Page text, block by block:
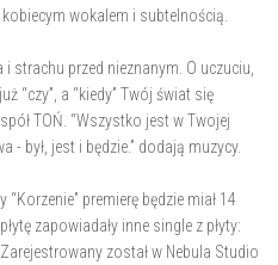
wokalem i subtelnością.
strachu przed nieznanym. O uczuciu,
“czy”, a “kiedy” Twój świat się
TOŃ. “Wszystko jest w Twojej
- był, jest i będzie.” dodają muzycy.
premierę będzie miał 14
zapowiadały inne single z płyty:
Zarejestrowany został w Nebula Studio